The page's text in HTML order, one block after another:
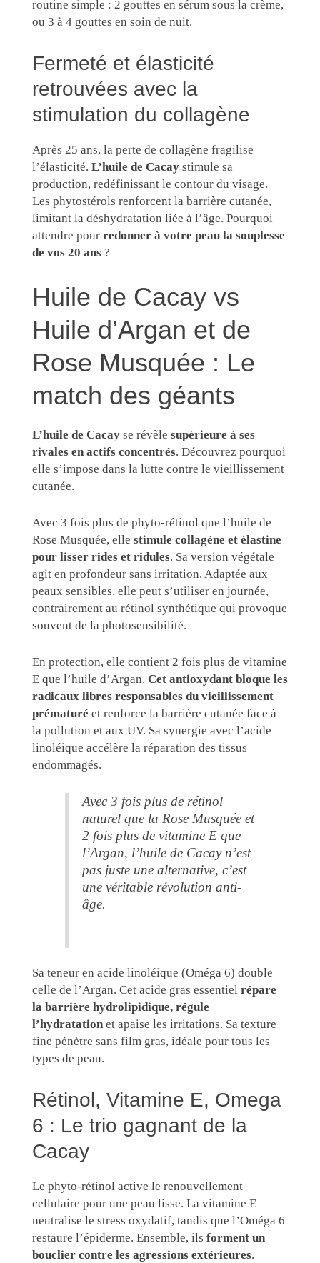
routine simple : 2 gouttes en sérum sous la crème,
ou 3 à 4 gouttes en soin de nuit.
Fermeté et élasticité
retrouvées avec la
stimulation du collagène
Après 25 ans, la perte de collagène fragilise
l’élasticité. L’huile de Cacay stimule sa
production, redéfinissant le contour du visage.
Les phytostérols renforcent la barrière cutanée,
limitant la déshydratation liée à l’âge. Pourquoi
attendre pour redonner à votre peau la souplesse
de vos 20 ans ?
Huile de Cacay vs
Huile d’Argan et de
Rose Musquée : Le
match des géants
L’huile de Cacay se révèle supérieure à ses
rivales en actifs concentrés. Découvrez pourquoi
elle s’impose dans la lutte contre le vieillissement
cutanée.
Avec 3 fois plus de phyto-rétinol que l’huile de
Rose Musquée, elle stimule collagène et élastine
pour lisser rides et ridules. Sa version végétale
agit en profondeur sans irritation. Adaptée aux
peaux sensibles, elle peut s’utiliser en journée,
contrairement au rétinol synthétique qui provoque
souvent de la photosensibilité.
En protection, elle contient 2 fois plus de vitamine
E que l’huile d’Argan. Cet antioxydant bloque les
radicaux libres responsables du vieillissement
prématuré et renforce la barrière cutanée face à
la pollution et aux UV. Sa synergie avec l’acide
linoléique accélère la réparation des tissus
endommagés.
Avec 3 fois plus de rétinol
naturel que la Rose Musquée et
2 fois plus de vitamine E que
l’Argan, l’huile de Cacay n’est
pas juste une alternative, c’est
une véritable révolution anti-
âge.
Sa teneur en acide linoléique (Oméga 6) double
celle de l’Argan. Cet acide gras essentiel répare
la barrière hydrolipidique, régule
l’hydratation et apaise les irritations. Sa texture
fine pénètre sans film gras, idéale pour tous les
types de peau.
Rétinol, Vitamine E, Omega
6 : Le trio gagnant de la
Cacay
Le phyto-rétinol active le renouvellement
cellulaire pour une peau lisse. La vitamine E
neutralise le stress oxydatif, tandis que l’Oméga 6
restaure l’épiderme. Ensemble, ils forment un
bouclier contre les agressions extérieures.